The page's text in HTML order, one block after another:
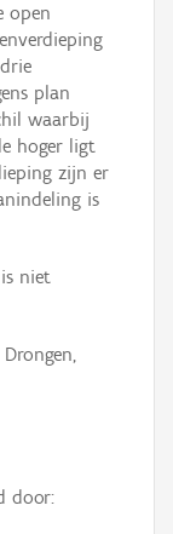
open
plan
waarbij
hoger ligt
zijn er
is
niet
door: